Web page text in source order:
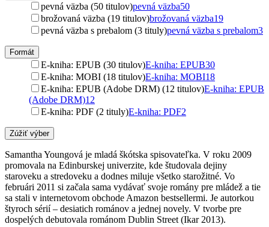
pevná väzba (50 titulov)pevná väzba50
brožovaná väzba (19 titulov)brožovaná väzba19
pevná väzba s prebalom (3 tituly)pevná väzba s prebalom3
Formát
E-kniha: EPUB (30 titulov)E-kniha: EPUB30
E-kniha: MOBI (18 titulov)E-kniha: MOBI18
E-kniha: EPUB (Adobe DRM) (12 titulov)E-kniha: EPUB
(Adobe DRM)12
E-kniha: PDF (2 tituly)E-kniha: PDF2
Zúžiť výber
Samantha Youngová je mladá škótska spisovateľka. V roku 2009
promovala na Edinburskej univerzite, kde študovala dejiny
staroveku a stredoveku a dodnes miluje všetko starožitné. Vo
februári 2011 si začala sama vydávať svoje romány pre mládež a tie
sa stali v internetovom obchode Amazon bestsellermi. Je autorkou
štyroch sérií – desiatich románov a jednej novely. V tvorbe pre
dospelých debutovala románom Dublin Street (Ikar 2013).